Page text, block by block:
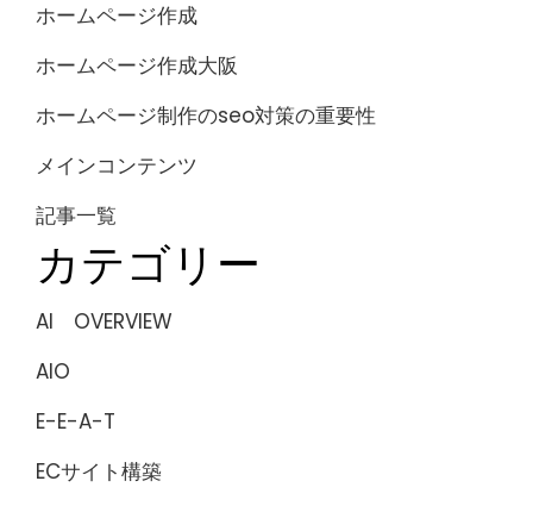
ホームページ作成
ホームページ作成大阪
ホームページ制作のseo対策の重要性
メインコンテンツ
記事一覧
カテゴリー
AI OVERVIEW
AIO
E-E-A-T
ECサイト構築